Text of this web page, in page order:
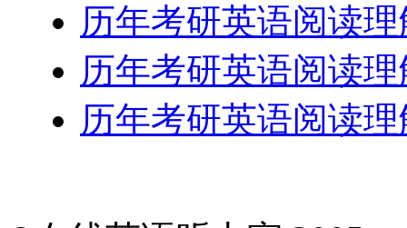
历年考研英语阅读理
历年考研英语阅读理
历年考研英语阅读理